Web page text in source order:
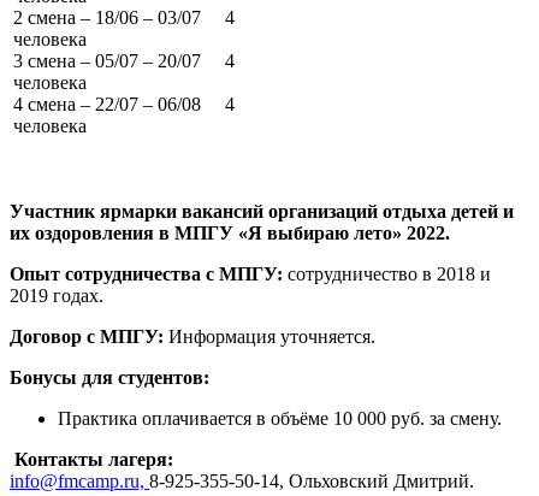
2 смена – 18/06 – 03/07 4
человека
3 смена – 05/07 – 20/07 4
человека
4 смена – 22/07 – 06/08 4
человека
Участник ярмарки вакансий организаций отдыха детей и
их оздоровления в МПГУ «Я выбираю лето» 2022.
Опыт сотрудничества с МПГУ: сотрудничество в 2018 и
2019 годах.
Договор с МПГУ: Информация уточняется.
Бонусы для студентов:
Практика оплачивается в объёме 10 000 руб. за смену.
Контакты лагеря:
info@fmcamp.ru, 8-925-355-50-14, Ольховский Дмитрий.